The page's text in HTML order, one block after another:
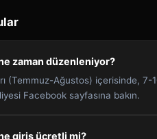
zaman düzenleniyor?
(Temmuz-Ağustos) içerisinde,
Facebook sayfasına bakın.
giriş ücretli mi?